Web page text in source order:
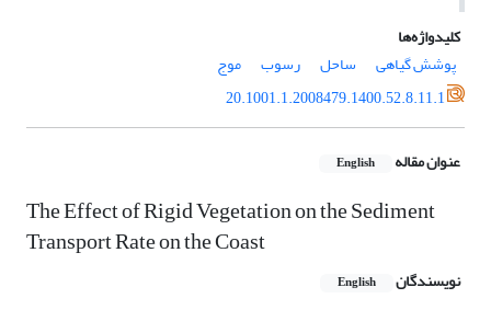
کلیدواژه‌ها
پوشش گیاهی
ساحل رسوب
موج
20.1001.1.2008479.1400.52.8.11.1
عنوان مقاله English
The Effect of Rigid Vegetation on the Sediment
Transport Rate on the Coast
نویسندگان English